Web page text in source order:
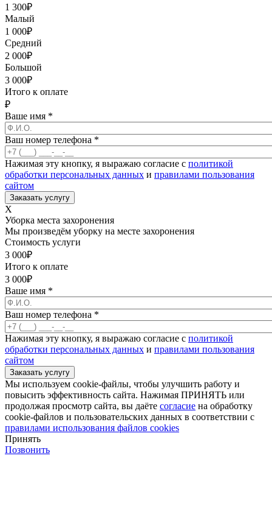
1 300₽
Малый
1 000₽
Средний
2 000₽
Большой
3 000₽
Итого к оплате
₽
Ваше имя *
Ваш номер телефона *
Нажимая эту кнопку, я выражаю согласие с политикой
обработки персональных данных и правилами пользования
сайтом
X
Уборка места захоронения
Мы произведём уборку на месте захоронения
Стоимость услуги
3 000₽
Итого к оплате
3 000₽
Ваше имя *
Ваш номер телефона *
Нажимая эту кнопку, я выражаю согласие с политикой
обработки персональных данных и правилами пользования
сайтом
Мы используем cookie-файлы, чтобы улучшить работу и
повысить эффективность сайта. Нажимая ПРИНЯТЬ или
продолжая просмотр сайта, вы даёте согласие на обработку
cookie-файлов и пользовательских данных в соответствии с
правилами использования файлов cookies
Принять
Позвонить